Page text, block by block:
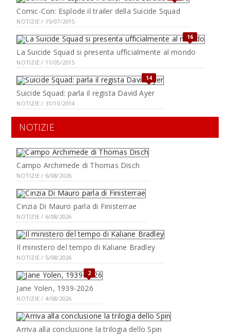
Comic-Con: Esplode il trailer della Suicide Squad
NOTIZIE / 15/07/2015
16
La Suicide Squad si presenta ufficialmente al mondo
NOTIZIE / 11/05/2015
14
Suicide Squad: parla il regista David Ayer
NOTIZIE / 31/10/2014
NOTIZIE
Campo Archimede di Thomas Disch
NOTIZIE / 6/08/2026
Cinzia Di Mauro parla di Finisterrae
NOTIZIE / 6/08/2026
Il ministero del tempo di Kaliane Bradley
NOTIZIE / 5/08/2026
2
Jane Yolen, 1939-2026
NOTIZIE / 4/08/2026
Arriva alla conclusione la trilogia dello Spin